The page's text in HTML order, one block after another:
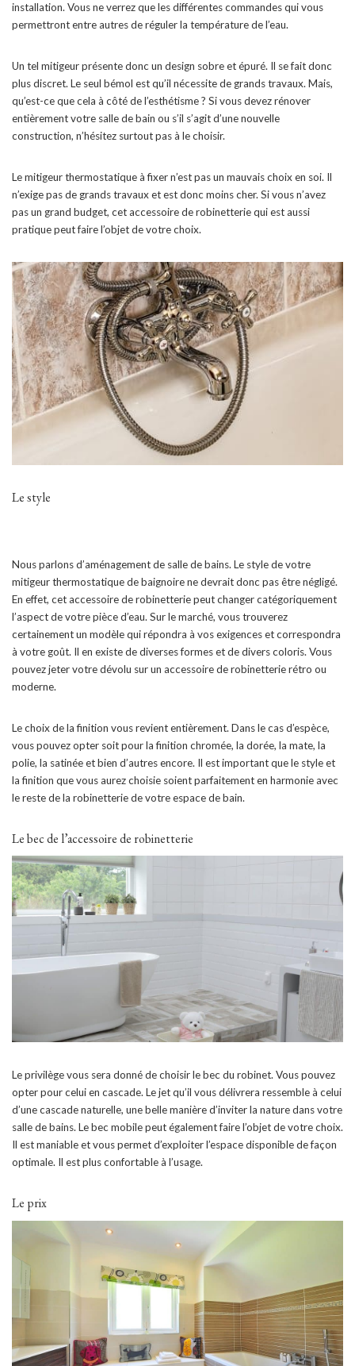
installation. Vous ne verrez que les différentes commandes qui vous
permettront entre autres de réguler la température de l’eau.
Un tel mitigeur présente donc un design sobre et épuré. Il se fait donc
plus discret. Le seul bémol est qu’il nécessite de grands travaux. Mais,
qu’est-ce que cela à côté de l’esthétisme ? Si vous devez rénover
entièrement votre salle de bain ou s’il s’agit d’une nouvelle
construction, n’hésitez surtout pas à le choisir.
Le mitigeur thermostatique à fixer n’est pas un mauvais choix en soi. Il
n’exige pas de grands travaux et est donc moins cher. Si vous n’avez
pas un grand budget, cet accessoire de robinetterie qui est aussi
pratique peut faire l’objet de votre choix.
Le style
Nous parlons d’aménagement de salle de bains. Le style de votre
mitigeur thermostatique de baignoire ne devrait donc pas être négligé.
En effet, cet accessoire de robinetterie peut changer catégoriquement
l’aspect de votre pièce d’eau. Sur le marché, vous trouverez
certainement un modèle qui répondra à vos exigences et correspondra
à votre goût. Il en existe de diverses formes et de divers coloris. Vous
pouvez jeter votre dévolu sur un accessoire de robinetterie rétro ou
moderne.
Le choix de la finition vous revient entièrement. Dans le cas d’espèce,
vous pouvez opter soit pour la finition chromée, la dorée, la mate, la
polie, la satinée et bien d’autres encore. Il est important que le style et
la finition que vous aurez choisie soient parfaitement en harmonie avec
le reste de la robinetterie de votre espace de bain.
Le bec de l’accessoire de robinetterie
Le privilège vous sera donné de choisir le bec du robinet. Vous pouvez
opter pour celui en cascade. Le jet qu’il vous délivrera ressemble à celui
d’une cascade naturelle, une belle manière d’inviter la nature dans votre
salle de bains. Le bec mobile peut également faire l’objet de votre choix.
Il est maniable et vous permet d’exploiter l’espace disponible de façon
optimale. Il est plus confortable à l’usage.
Le prix